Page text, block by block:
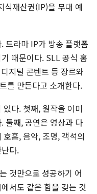
식재산권(IP)을 무대 예
드라마 IP가 방송 플랫폼
때문이다. SLL 공식 홈
지털 콘텐트 등 장르와
를 만든다고 소개한다.
다. 첫째, 원작을 이미
둘째, 공연은 영상과 다
흡, 음악, 조명, 객석의
다.
것만으로 성공하기 어
서도 같은 힘을 갖는 것